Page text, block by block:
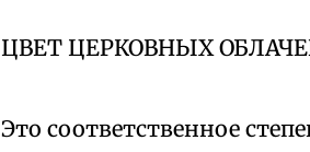
ЦВЕТ ЦЕРКОВНЫХ
Это соответственное